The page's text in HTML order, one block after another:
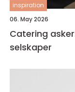
inspiration
06. May 2026
Catering
selskaper